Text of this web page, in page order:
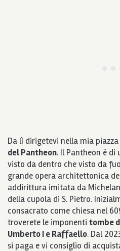
Da lì dirigetevi nella mia
del Pantheon. Il Pantheon è di
visto da dentro che visto da
grande opera architettonica
addirittura imitata da
della cupola di S. Pietro.
consacrato come chiesa nel
troverete le imponenti tombe
Umberto I e Raffaello. Dal
si paga e vi consiglio di